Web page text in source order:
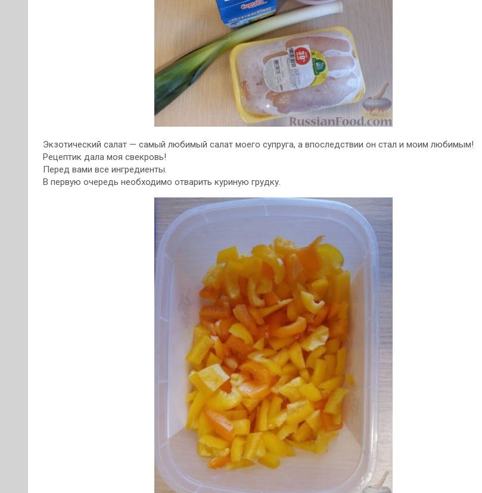
Экзотический салат — самый любимый салат моего супруга, а впоследствии он стал и моим любимым!
Рецептик дала моя свекровь!
Перед вами все ингредиенты.
В первую очередь необходимо отварить куриную грудку.